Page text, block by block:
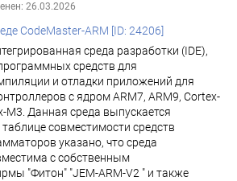
26.03.2026
CodeMaster-ARM [ID: 24206]
среда разработки (IDE),
средств для
и отладки приложений для
с ядром ARM7, ARM9, Cortex-
M3. Данная среда выпускается
совместимости средств
указано, что среда
с собственным
"Фитон" "JEM-ARM-V2 " и также